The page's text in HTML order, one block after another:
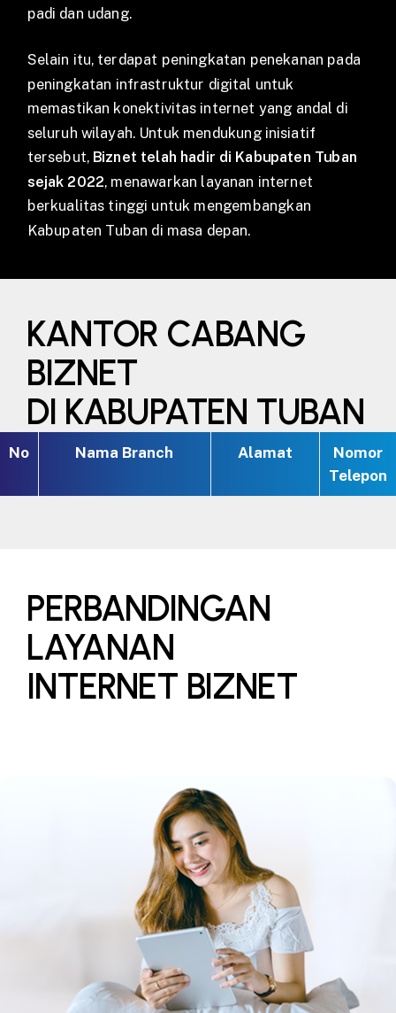
padi dan udang.
Selain itu, terdapat peningkatan penekanan pada
peningkatan infrastruktur digital untuk
memastikan konektivitas internet yang andal di
seluruh wilayah. Untuk mendukung inisiatif
tersebut, Biznet telah hadir di Kabupaten Tuban
sejak 2022, menawarkan layanan internet
berkualitas tinggi untuk mengembangkan
Kabupaten Tuban di masa depan.
KANTOR CABANG
BIZNET
DI KABUPATEN TUBAN
No Nama Branch Alamat
Nomor
Telepon
PERBANDINGAN
LAYANAN
INTERNET BIZNET